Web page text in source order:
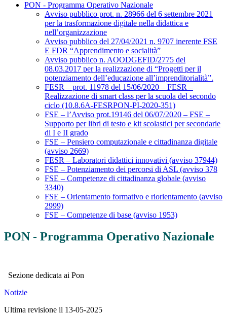
PON - Programma Operativo Nazionale
Avviso pubblico prot. n. 28966 del 6 settembre 2021
per la trasformazione digitale nella didattica e
nell’organizzazione
Avviso pubblico del 27/04/2021 n. 9707 inerente FSE
E FDR “Apprendimento e socialità”
Avviso pubblico n. AOODGEFID/2775 del
08.03.2017 per la realizzazione di “Progetti per il
potenziamento dell’educazione all’imprenditorialità”.
FESR – prot. 11978 del 15/06/2020 – FESR –
Realizzazione di smart class per la scuola del secondo
ciclo (10.8.6A-FESRPON-PI-2020-351)
FSE – l’Avviso prot.19146 del 06/07/2020 – FSE –
Supporto per libri di testo e kit scolastici per secondarie
di I e II grado
FSE – Pensiero computazionale e cittadinanza digitale
(avviso 2669)
FESR – Laboratori didattici innovativi (avviso 37944)
FSE – Potenziamento dei percorsi di ASL (avviso 378
FSE – Competenze di cittadinanza globale (avviso
3340)
FSE – Orientamento formativo e riorientamento (avviso
2999)
FSE – Competenze di base (avviso 1953)
PON - Programma Operativo Nazionale
Sezione dedicata ai Pon
Notizie
Ultima revisione il 13-05-2025